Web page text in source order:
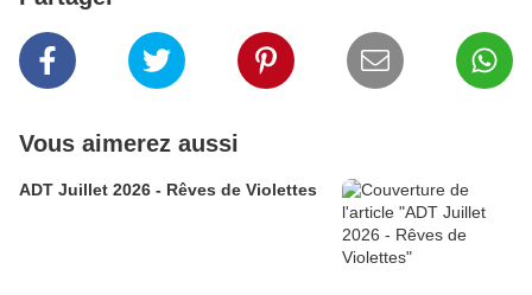
Vous aimerez aussi
ADT Juillet 2026 - Rêves de Violettes